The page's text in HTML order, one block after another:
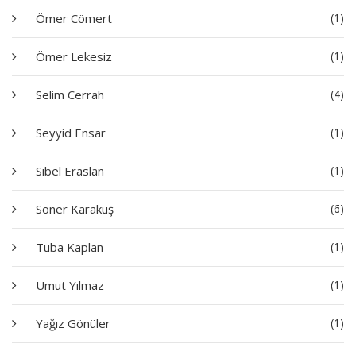
Ömer Cömert (1)
Ömer Lekesiz (1)
Selim Cerrah (4)
Seyyid Ensar (1)
Sibel Eraslan (1)
Soner Karakuş (6)
Tuba Kaplan (1)
Umut Yılmaz (1)
Yağız Gönüler (1)